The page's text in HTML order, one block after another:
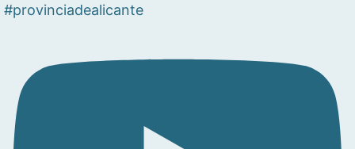
#provinciadealicante